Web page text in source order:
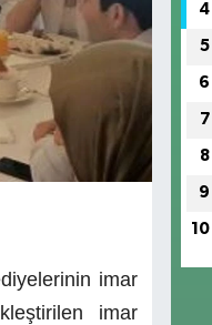
imar
imar
4
5
6
7
8
9
10